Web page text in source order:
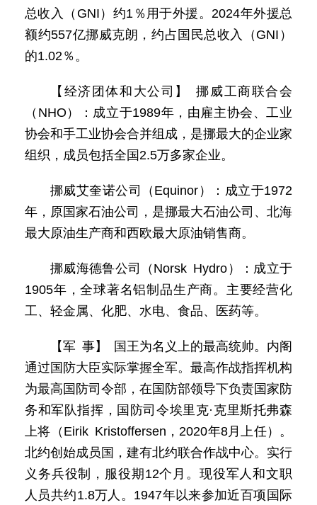
总收入（GNI）约1％用于外援。2024年外援总
额约557亿挪威克朗，约占国民总收入（GNI）
的1.02％。
【经济团体和大公司】 挪威工商联合会
（NHO）：成立于1989年，由雇主协会、工业
协会和手工业协会合并组成，是挪最大的企业家
组织，成员包括全国2.5万多家企业。
挪威艾奎诺公司（Equinor）：成立于1972
年，原国家石油公司，是挪最大石油公司、北海
最大原油生产商和西欧最大原油销售商。
挪威海德鲁公司（Norsk Hydro）：成立于
1905年，全球著名铝制品生产商。主要经营化
工、轻金属、化肥、水电、食品、医药等。
【军 事】 国王为名义上的最高统帅。内阁
通过国防大臣实际掌握全军。最高作战指挥机构
为最高国防司令部，在国防部领导下负责国家防
务和军队指挥，国防司令埃里克·克里斯托弗森
上将（Eirik Kristoffersen，2020年8月上任）。
北约创始成员国，建有北约联合作战中心。实行
义务兵役制，服役期12个月。现役军人和文职
人员共约1.8万人。1947年以来参加近百项国际